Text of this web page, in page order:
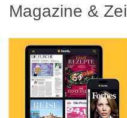
Magazine &